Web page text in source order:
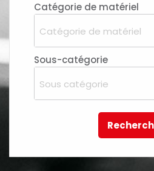
Catégorie de matériel
Catégorie de matériel
Sous-catégorie
Sous catégorie